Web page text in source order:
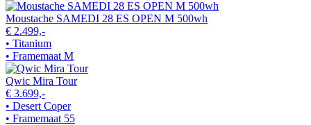
Moustache SAMEDI 28 ES OPEN M 500wh
€ 2.499,-
• Titanium
• Framemaat M
Qwic Mira Tour
€ 3.699,-
• Desert Coper
• Framemaat 55